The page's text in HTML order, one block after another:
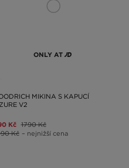
ONLY AT
MIKINA S KAPUCÍ
V2
Kč 1790 Kč
Kč – nejnižší cena